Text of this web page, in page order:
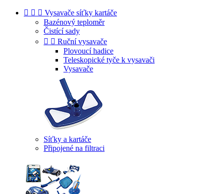
   Vysavače síťky kartáče
Bazénový teploměr
Čistící sady
  Ruční vysavače
Plovoucí hadice
Teleskopické tyče k vysavači
Vysavače
Síťky a kartáče
Připojené na filtraci